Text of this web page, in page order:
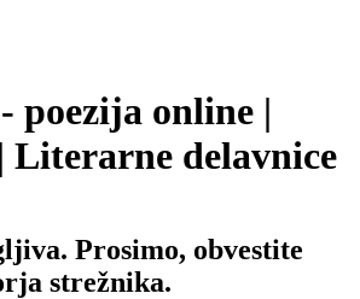
poezija online |
delavnice
Prosimo, obvestite
strežnika.